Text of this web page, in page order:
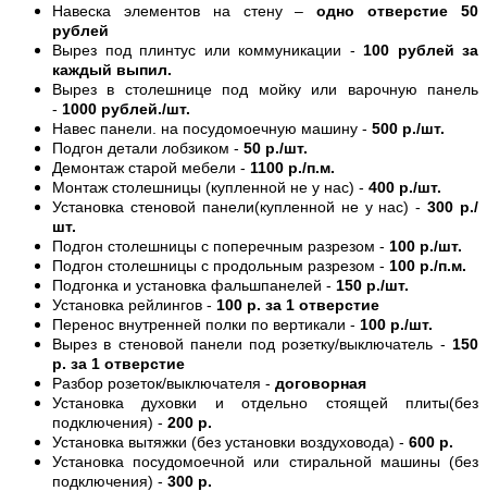
Навеска элементов на стену –одно отверстие 50
рублей
Вырез под плинтус или коммуникации - 100 рублей за
каждый выпил.
Вырез в столешнице под мойку или варочную панель
- 1000 рублей./шт.
Навес панели. на посудомоечную машину - 500 р./шт.
Подгон детали лобзиком - 50 р./шт.
Демонтаж старой мебели - 1100 р./п.м.
Монтаж столешницы (купленной не у нас) - 400 р./шт.
Установка стеновой панели(купленной не у нас) -300 р./
шт.
Подгон столешницы с поперечным разрезом - 100 р./шт.
Подгон столешницы с продольным разрезом - 100 р./п.м.
Подгонка и установка фальшпанелей - 150 р./шт.
Установка рейлингов - 100 р. за 1 отверстие
Перенос внутренней полки по вертикали - 100 р./шт.
Вырез в стеновой панели под розетку/выключатель - 150
р. за 1 отверстие
Разбор розеток/выключателя - договорная
Установка духовки и отдельно стоящей плиты(без
подключения) - 200 р.
Установка вытяжки (без установки воздуховода) - 600 р.
Установка посудомоечной или стиральной машины (без
подключения) - 300 р.